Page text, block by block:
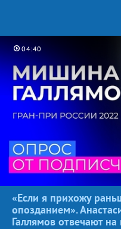
04:40
«Если я прихожу
опозданием».
Галлямов отвечают